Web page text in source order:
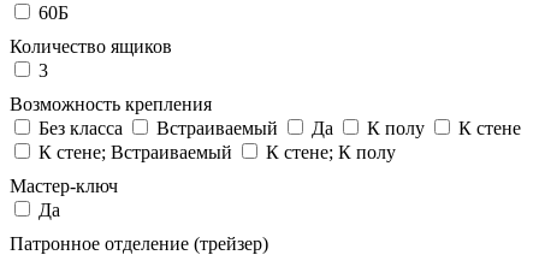
60Б
Количество ящиков
3
Возможность крепления
Без класса
Встраиваемый Да К полу
К стене
К стене; Встраиваемый
К стене; К полу
Мастер-ключ
Да
Патронное отделение (трейзер)